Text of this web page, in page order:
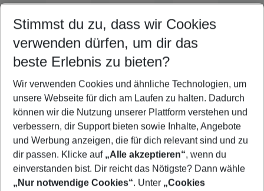
Quicklinks
Flug & Hotel Comino
Familienurlaub Comino
Frübucher Angebote Comino für 2026
Last Minute Comino
Stimmst du zu, dass wir Cookies
verwenden dürfen, um dir das
beste Erlebnis zu bieten?
Wir verwenden Cookies und ähnliche Technologien, um
unsere Webseite für dich am Laufen zu halten. Dadurch
können wir die Nutzung unserer Plattform verstehen und
verbessern, dir Support bieten sowie Inhalte, Angebote
und Werbung anzeigen, die für dich relevant sind und zu
dir passen. Klicke auf „Alle akzeptieren“, wenn du
einverstanden bist. Dir reicht das Nötigste? Dann wähle
„Nur notwendige Cookies“. Unter „Cookies